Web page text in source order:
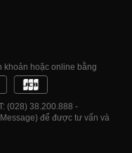
khoản hoặc online bằng
(028) 38.200.888 -
để được tư vấn và